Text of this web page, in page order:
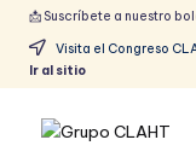
📩 Suscríbete a nuestro
Visita el Congreso
Ir al sitio